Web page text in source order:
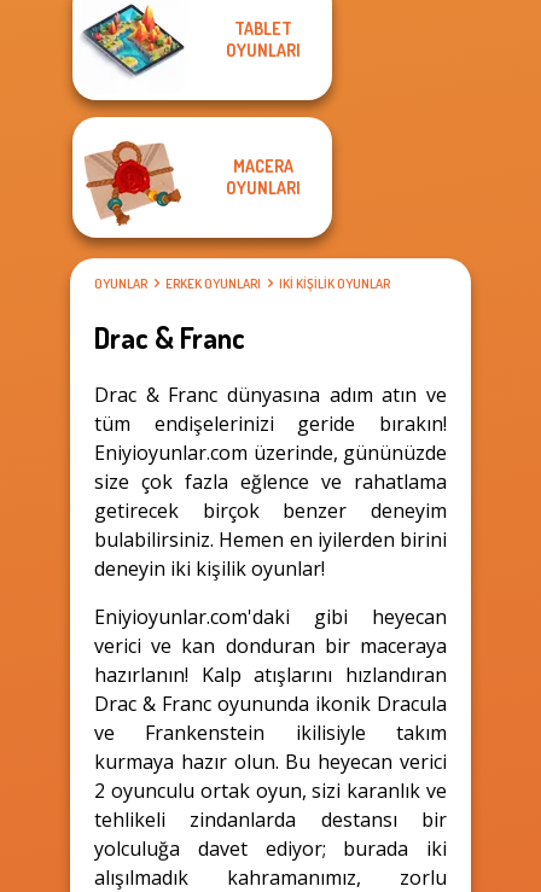
TABLET
OYUNLARI
MACERA
OYUNLARI
OYUNLAR ERKEK OYUNLARI IKI KIŞILIK OYUNLAR
Drac & Franc
Drac & Franc dünyasına adım atın ve
tüm endişelerinizi geride bırakın!
Eniyioyunlar.com üzerinde, gününüzde
size çok fazla eğlence ve rahatlama
getirecek birçok benzer deneyim
bulabilirsiniz. Hemen en iyilerden birini
deneyin iki kişilik oyunlar!
Eniyioyunlar.com'daki gibi heyecan
verici ve kan donduran bir maceraya
hazırlanın! Kalp atışlarını hızlandıran
Drac & Franc oyununda ikonik Dracula
ve Frankenstein ikilisiyle takım
kurmaya hazır olun. Bu heyecan verici
2 oyunculu ortak oyun, sizi karanlık ve
tehlikeli zindanlarda destansı bir
yolculuğa davet ediyor; burada iki
alışılmadık kahramanımız, zorlu